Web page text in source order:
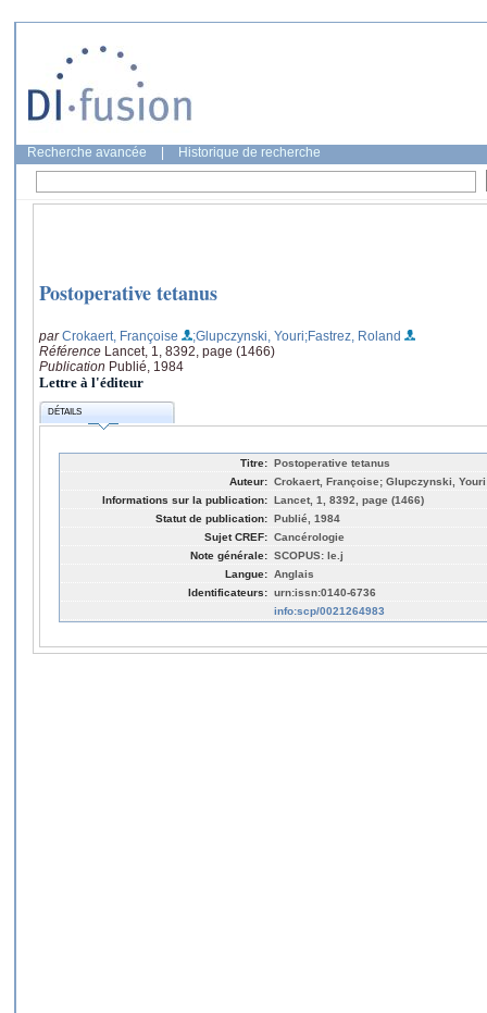
Recherche avancée Historique de recherche
Postoperative tetanus
parCrokaert, Françoise ;Glupczynski, Youri;Fastrez, Roland
Référence Lancet, 1, 8392, page (1466)
Publication Publié, 1984
Lettre à l'éditeur
DÉTAILS
Titre: Postoperative tetanus
Auteur: Crokaert, Françoise; Glupczynski,
Informations sur la publication: Lancet, 1, 8392, page (1466)
Statut de publication: Publié, 1984
Sujet CREF: Cancérologie
Note générale: SCOPUS: le.j
Langue: Anglais
Identificateurs: urn:issn:0140-6736
info:scp/0021264983